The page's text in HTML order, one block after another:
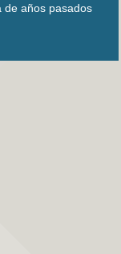
de años pasados